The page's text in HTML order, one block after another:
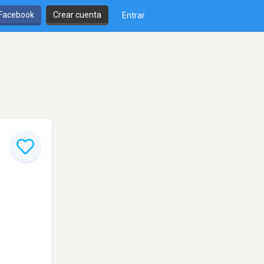
Crear cuenta Entrar